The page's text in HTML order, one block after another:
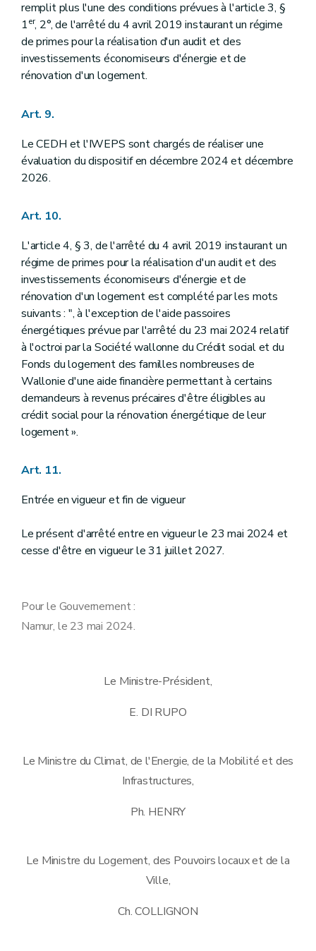
remplit plus l'une des conditions prévues à l'article 3, §
1er, 2°, de l'arrêté du 4 avril 2019 instaurant un régime
de primes pour la réalisation d'un audit et des
investissements économiseurs d'énergie et de
rénovation d'un logement.
Art. 9.
Le CEDH et l'IWEPS sont chargés de réaliser une
évaluation du dispositif en décembre 2024 et décembre
2026.
Art. 10.
L'article 4, § 3, de l'arrêté du 4 avril 2019 instaurant un
régime de primes pour la réalisation d'un audit et des
investissements économiseurs d'énergie et de
rénovation d'un logement est complété par les mots
suivants : ", à l'exception de l'aide passoires
énergétiques prévue par l'arrêté du 23 mai 2024 relatif
à l'octroi par la Société wallonne du Crédit social et du
Fonds du logement des familles nombreuses de
Wallonie d'une aide financière permettant à certains
demandeurs à revenus précaires d'être éligibles au
crédit social pour la rénovation énergétique de leur
logement ».
Art. 11.
Entrée en vigueur et fin de vigueur
Le présent d'arrêté entre en vigueur le 23 mai 2024 et
cesse d'être en vigueur le 31 juillet 2027.
Pour le Gouvernement :
Namur, le 23 mai 2024.
Le Ministre-Président,
E. DI RUPO
Le Ministre du Climat, de l'Energie, de la Mobilité et des
Infrastructures,
Ph. HENRY
Le Ministre du Logement, des Pouvoirs locaux et de la
Ville,
Ch. COLLIGNON